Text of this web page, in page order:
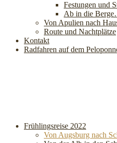
Festungen und
Ab in die
Von Apulien nach
Route und Nachtplätze
Kontakt
Radfahren auf dem
Frühlingsreise 2022
Von Augsburg nach